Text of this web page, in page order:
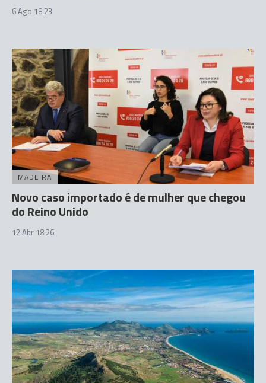
6 Ago 18:23
MADEIRA
Novo caso importado é de mulher que chegou
do Reino Unido
12 Abr 18:26